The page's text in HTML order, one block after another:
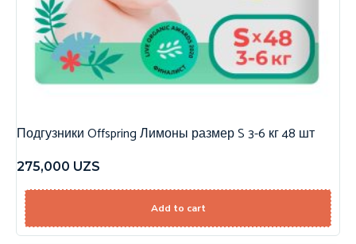
Подгузники Offspring Лимоны размер S 3-6 кг 48 шт
275,000 UZS
Add to cart